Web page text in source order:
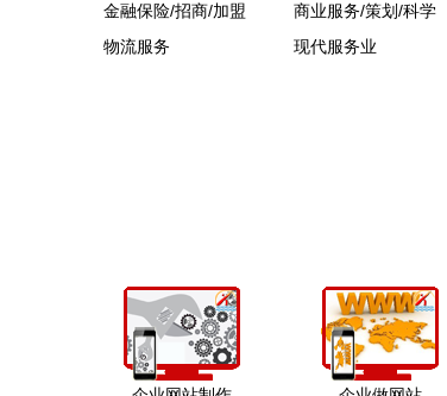
金融保险/招商/加盟
商业服务/策划/科学
物流服务
现代服务业